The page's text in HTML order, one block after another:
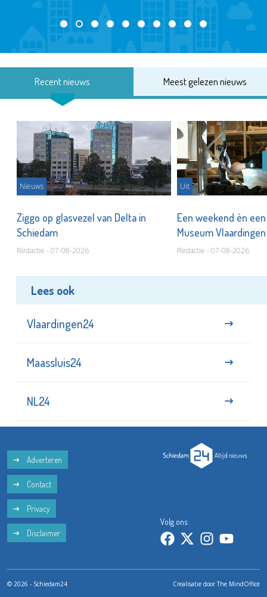
Recent nieuws Meest gelezen nieuws
Nieuws
Ziggo op glasvezel van Delta in
Schiedam
Redactie - 07-08-2026
Uit
Een weekend én
Museum
Redactie - 07-08-2026
Lees ook
Vlaardingen24
Maassluis24
NL24
Adverteren
Contact
Privacy
Disclaimer
Volg ons:
© 2026 - Schiedam24 Crealisatie doorThe MindOffice